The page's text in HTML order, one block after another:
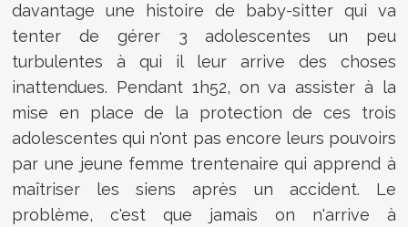
davantage une histoire de baby-sitter qui va
tenter de gérer 3 adolescentes un peu
turbulentes à qui il leur arrive des choses
inattendues. Pendant 1h52, on va assister à la
mise en place de la protection de ces trois
adolescentes qui n'ont pas encore leurs pouvoirs
par une jeune femme trentenaire qui apprend à
maîtriser les siens après un accident. Le
problème, c'est que jamais on n'arrive à